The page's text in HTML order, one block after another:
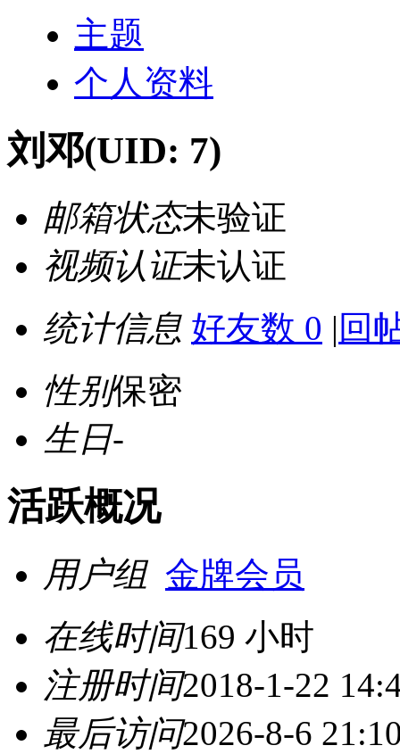
主题
个人资料
刘邓(UID: 7)
邮箱状态未验证
视频认证未认证
统计信息 好友数 0 | 回
性别保密
生日-
活跃概况
用户组 金牌会员
在线时间169 小时
注册时间2018-1-22
最后访问2026-8-6